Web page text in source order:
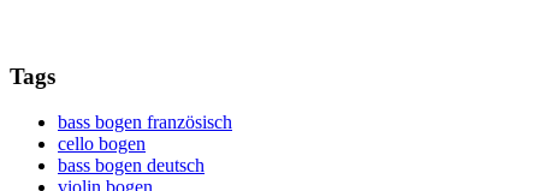
Tags
bass bogen französisch
cello bogen
bass bogen deutsch